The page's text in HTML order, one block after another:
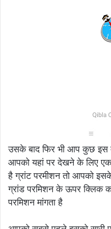
उसके बाद फिर भी आप कुछ इस
आपको यहां पर देखने के लिए एक
है ग्रांट परमीशन तो आपको
ग्रांड परमिशन के ऊपर क्लिक
परमिशन मांगता है